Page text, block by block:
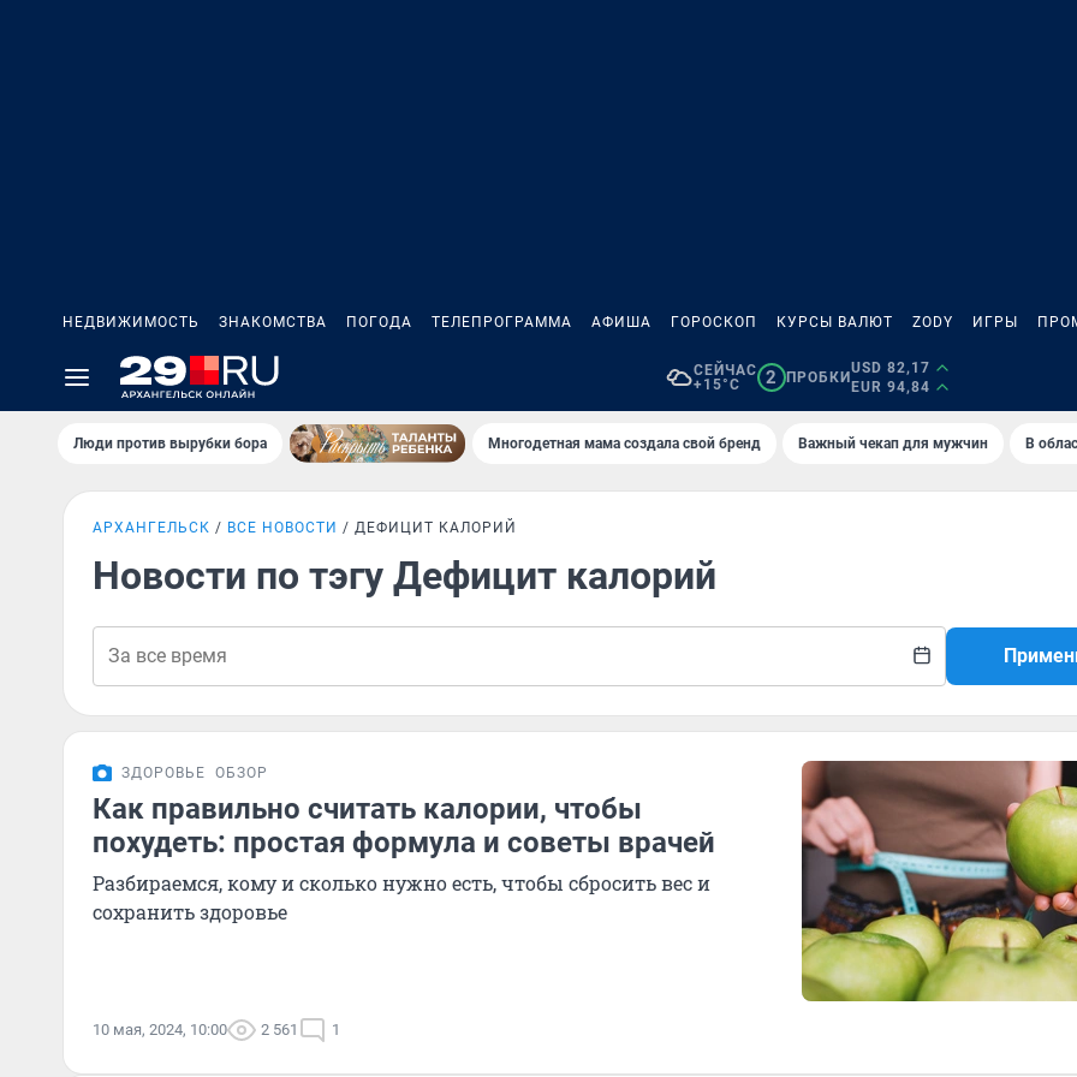
НЕДВИЖИМОСТЬ ЗНАКОМСТВА ПОГОДА ТЕЛЕПРОГРАММА АФИША ГОРОСКОП КУРСЫ ВАЛЮТ ZODY ИГРЫ
СЕЙЧАС
+15°C
2 ПРОБКИ
USD 82,17
EUR 94,84
Люди против вырубки бора Многодетная мама создала свой бренд Важный чекап для мужчин В
АРХАНГЕЛЬСК ВСЕ НОВОСТИ ДЕФИЦИТ КАЛОРИЙ
Новости по тэгу Дефицит калорий
ЗДОРОВЬЕ ОБЗОР
Как правильно считать калории, чтобы
похудеть: простая формула и советы врачей
Разбираемся, кому и сколько нужно есть, чтобы сбросить вес и
сохранить здоровье
10 мая, 2024, 10:00 2 561 1